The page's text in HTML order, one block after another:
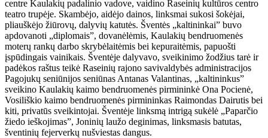
centre Kaulakių padalinio vadove, vaidino Raseinių kultūros centro
teatro trupėje. Skambėjo, aidėjo dainos, linksmai sukosi šokėjai,
pliauškėjo žiūrovų, dalyvių katutės. Šventės „kaltininkai” buvo
apdovanoti „diplomais”, dovanėlėmis, Kaulakių bendruomenės
moterų rankų darbo skrybėlaitėmis bei kepuraitėmis, papuošti
įspūdingais vainikais. Šventėje dalyvavo, sveikinimo žodžius tarė ir
padėkos raštus teikė Raseinių rajono savivaldybės administracijos
Pagojukų seniūnijos seniūnas Antanas Valantinas, „kaltininkus”
sveikino Kaulakių kaimo bendruomenės pirmininkė Ona Pocienė,
Vosiliškio kaimo bendruomenės pirmininkas Raimondas Dairutis bei
kiti, privatūs sveikintojai. Šventėje linksmą intrigą sukėlė „Paparčio
žiedo ieškojimas”, Joninių laužo deginimas, linksmasis batutas,
šventinių fejerverkų nušviestas dangus.